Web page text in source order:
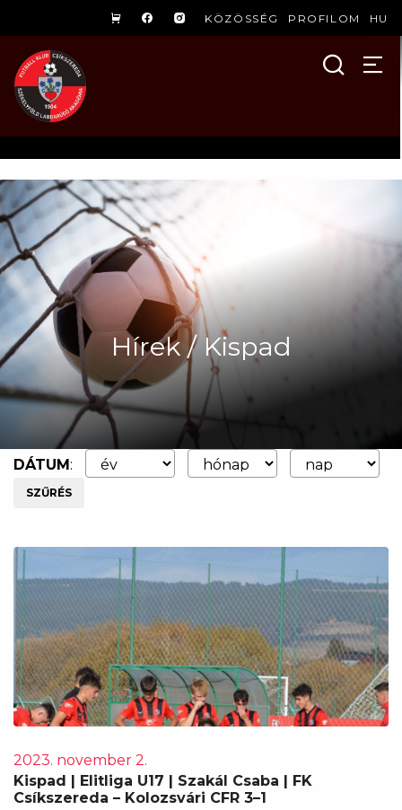
KÖZÖSSÉG PROFILOM HU
Hírek / Kispad
DÁTUM:
SZŰRÉS
2023. november 2.
Kispad | Elitliga U17 | Szakál Csaba | FK
Csíkszereda – Kolozsvári CFR 3–1